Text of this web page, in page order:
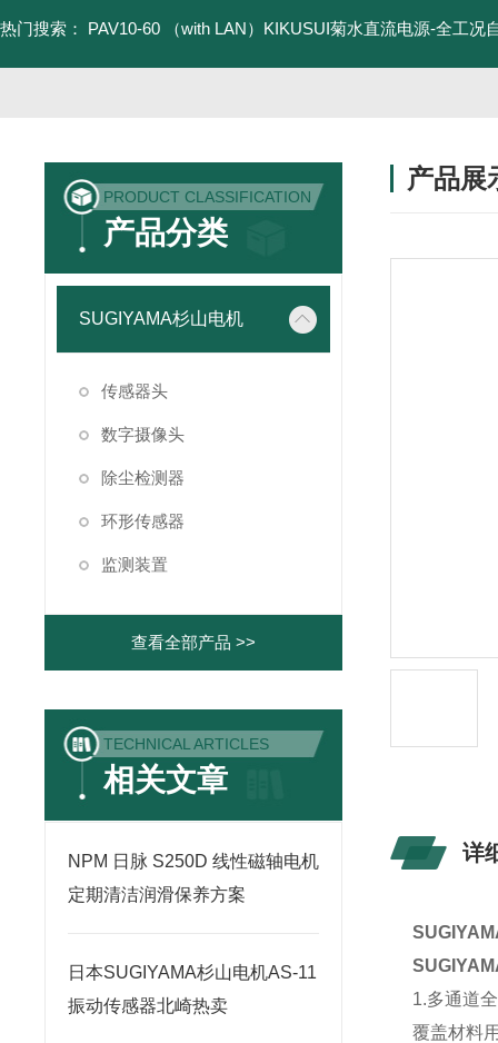
热门搜索： PAV10-60 （with LAN）KIKUSUI菊水直流电源-全工况
PRODUCT CLASSIFICATION
产品分类
SUGIYAMA杉山电机
传感器头
数字摄像头
除尘检测器
环形传感器
监测装置
查看全部产品 >>
TECHNICAL ARTICLES
相关文章
NPM 日脉 S250D 线性磁轴电机
定期清洁润滑保养方案
日本SUGIYAMA杉山电机AS-11
振动传感器北崎热卖
产品展
详
1.多通道
覆盖材料